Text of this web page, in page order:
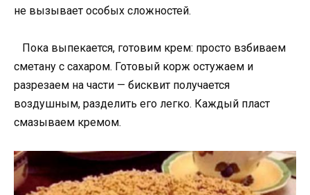
не вызывает особых сложностей.
Пока выпекается, готовим крем: просто взбиваем
сметану с сахаром. Готовый корж остужаем и
разрезаем на части — бисквит получается
воздушным, разделить его легко. Каждый пласт
смазываем кремом.